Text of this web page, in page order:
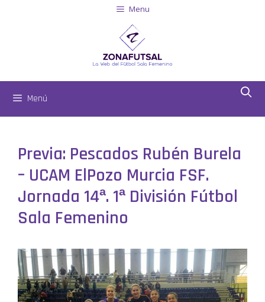
Menu
Menú
Previa: Pescados Rubén Burela
– UCAM ElPozo Murcia FSF.
Jornada 14ª. 1ª División Fútbol
Sala Femenino